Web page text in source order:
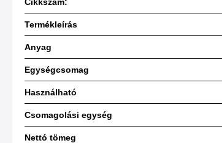
Termékleírás
Anyag
Egységcsomag
Használható
Csomagolási egység
Nettó tömeg